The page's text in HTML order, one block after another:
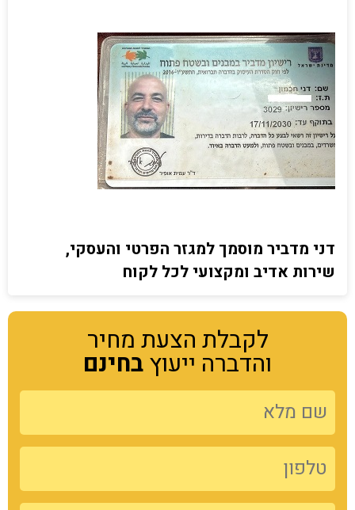
דני מדביר מוסמך למגזר הפרטי והעסקי,
שירות אדיב ומקצועי לכל לקוח
לקבלת הצעת מחיר
והדברה ייעוץבחינם